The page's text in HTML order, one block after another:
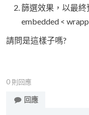
篩選效果，以最
embedded <
請問是這樣子嗎?
0 則回應
回應